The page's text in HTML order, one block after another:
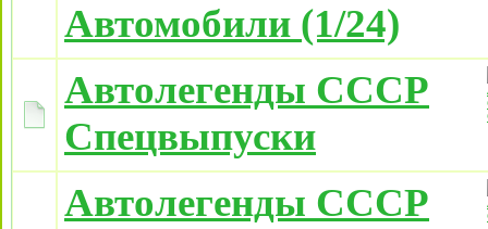
Автомобили (1/24)
Автолегенды СССР
Спецвыпуски
Автолегенды СССР